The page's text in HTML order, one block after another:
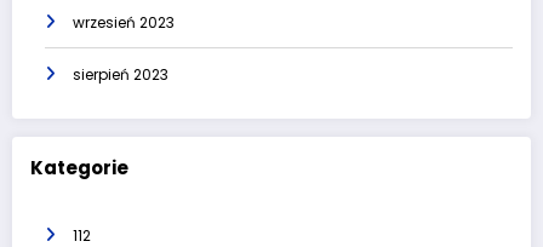
wrzesień 2023
sierpień 2023
Kategorie
112